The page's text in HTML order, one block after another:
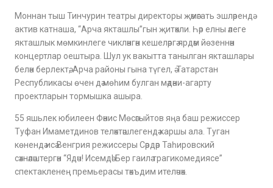
Моннан тыш Тинчурин театры директоры җәмәгать эшләрендә
актив катнаша, “Арча якташлы”гын җитәкли. Һәр елны әлеге
якташлык мөмкинлеге чикләнгән кешеләргә ярдәм йөзеннән
концертлар оештыра. Шул ук вакытта танылган якташлары
белән берлектә, Арча районы гына түгел, ә Татарстан
Республикасы өчен дә мөһим булган мәдәни-агарту
проектларын тормышка ашыра.
55 яшьлек юбилеен Фәнис Мөсәгыйтов яңа баш режиссер
Туфан Имаметдинов теләктәшлегендә каршы ала. Туган
көнендә исә Венгрия режиссеры Сәрдәр Таһировский
сәхнәләштергән “Ядәч! Исемдә! Бер гаилә трагикомедиясе”
спектакленең премьерасы тәкъдим ителәчәк.